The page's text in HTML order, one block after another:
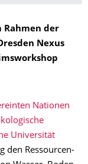
Rahmen der
Nexus
Nationen
Universität
den Ressourcen‐